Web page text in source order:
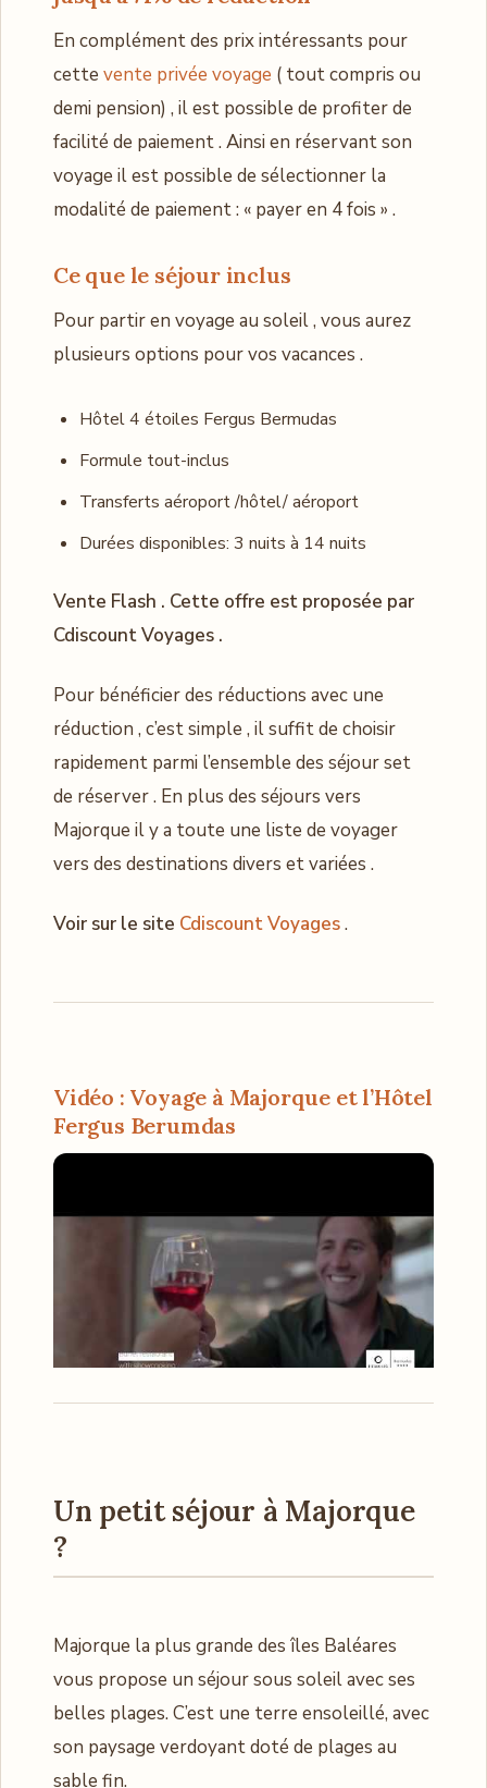
En complément des prix intéressants pour
cette vente privée voyage ( tout compris ou
demi pension) , il est possible de profiter de
facilité de paiement . Ainsi en réservant son
voyage il est possible de sélectionner la
modalité de paiement : « payer en 4 fois » .
Ce que le séjour inclus
Pour partir en voyage au soleil , vous aurez
plusieurs options pour vos vacances .
Hôtel 4 étoiles Fergus Bermudas
Formule tout-inclus
Transferts aéroport /hôtel/ aéroport
Durées disponibles: 3 nuits à 14 nuits
Vente Flash . Cette offre est proposée par
Cdiscount Voyages .
Pour bénéficier des réductions avec une
réduction , c’est simple , il suffit de choisir
rapidement parmi l’ensemble des séjour set
de réserver . En plus des séjours vers
Majorque il y a toute une liste de voyager
vers des destinations divers et variées .
Voir sur le site Cdiscount Voyages.
Vidéo : Voyage à Majorque et l’Hôtel
Fergus Berumdas
Un petit séjour à Majorque
?
Majorque la plus grande des îles Baléares
vous propose un séjour sous soleil avec ses
belles plages. C’est une terre ensoleillé, avec
son paysage verdoyant doté de plages au
sable fin.